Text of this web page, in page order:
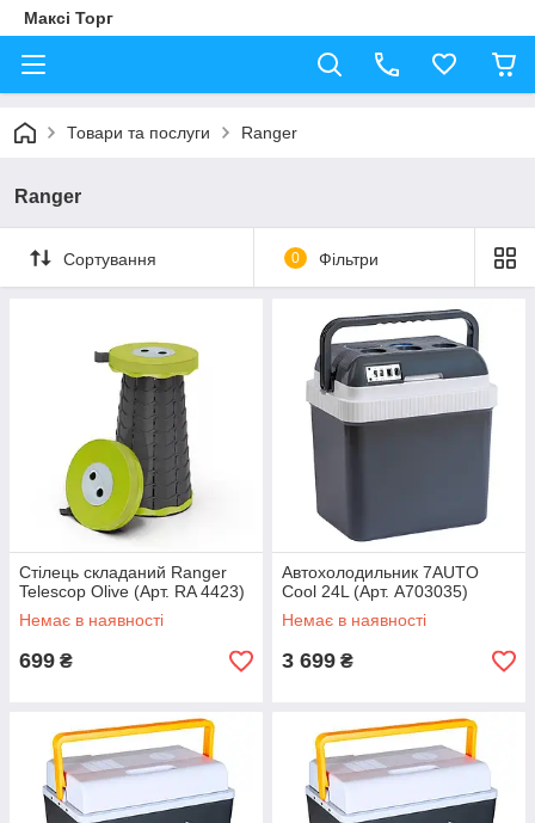
Максі Торг
Товари та послуги Ranger
Ranger
Сортування 0 Фільтри
Cтілець складаний Ranger
Telescop Olive (Арт. RA 4423)
Немає в наявності
699 ₴
Автохолодильник 7AUTO
Cool 24L (Арт. A703035)
Немає в наявності
3 699 ₴